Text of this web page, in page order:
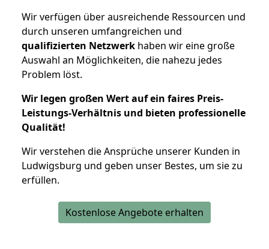
Wir verfügen über ausreichende Ressourcen und
durch unseren umfangreichen und
qualifizierten Netzwerk haben wir eine große
Auswahl an Möglichkeiten, die nahezu jedes
Problem löst.
Wir legen großen Wert auf ein faires Preis-
Leistungs-Verhältnis und bieten professionelle
Qualität!
Wir verstehen die Ansprüche unserer Kunden in
Ludwigsburg und geben unser Bestes, um sie zu
erfüllen.
Kostenlose Angebote erhalten